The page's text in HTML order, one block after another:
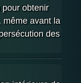
obtenir
même avant la
des